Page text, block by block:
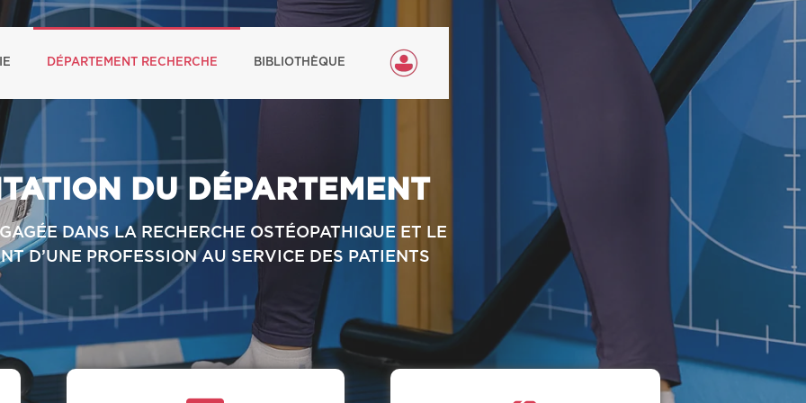
DÉPARTEMENT RECHERCHE BIBLIOTHÈQUE
DU DÉPARTEMENT
DANS LA RECHERCHE OSTÉOPATHIQUE ET LE
D’UNE PROFESSION AU SERVICE DES PATIENTS